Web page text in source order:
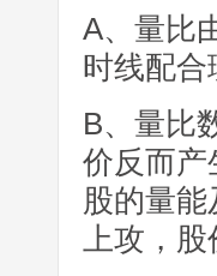
A、量比
时线配
B、量比
价反而产
股的量
上攻，股